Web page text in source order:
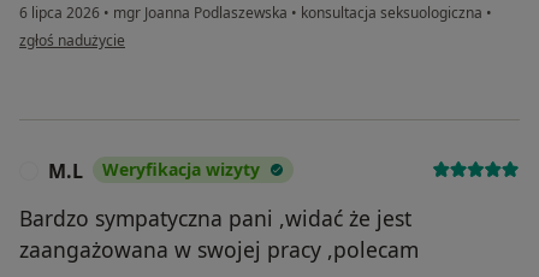
6 lipca 2026 • mgr Joanna Podlaszewska • konsultacja seksuologiczna •
w opinii użytkownika Genek
zgłoś nadużycie
M.L Weryfikacja wizyty
Bardzo sympatyczna pani ,widać że jest
zaangażowana w swojej pracy ,polecam